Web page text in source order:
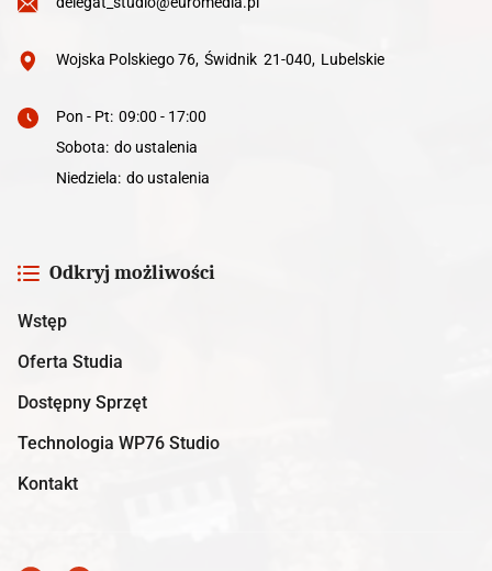
Wojska Polskiego 76, Świdnik 21-040, Lubelskie
Pon - Pt: 09:00 - 17:00
Sobota: do ustalenia
Niedziela: do ustalenia
Odkryj możliwości
Wstęp
Oferta Studia
Dostępny Sprzęt
Technologia WP76 Studio
Kontakt